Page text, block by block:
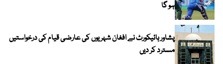
ہو گا
پشاور ہائیکورٹ نے افغان شہریوں کی عارضی قیام کی درخواستیں
مسترد کر دیں